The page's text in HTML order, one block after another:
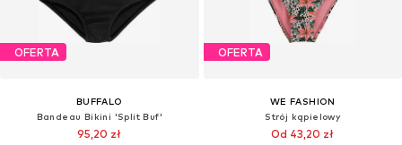
OFERTA
BUFFALO
Bandeau Bikini 'Split Buf'
95,20 zł
OFERTA
WE FASHION
Strój kąpielowy
Od 43,20 zł